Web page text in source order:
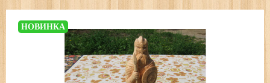
НОВИНКА